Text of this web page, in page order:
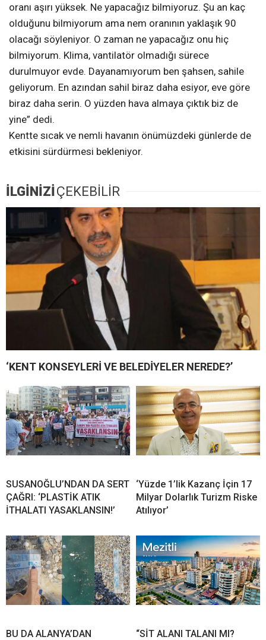
oranı aşırı yüksek. Ne yapacağız bilmiyoruz. Şu an kaç
olduğunu bilmiyorum ama nem oranının yaklaşık 90
olacağı söyleniyor. O zaman ne yapacağız onu hiç
bilmiyorum. Klima, vantilatör olmadığı sürece
durulmuyor evde. Dayanamıyorum ben şahsen, sahile
geliyorum. En azından sahil biraz daha esiyor, eve göre
biraz daha serin. O yüzden hava almaya çıktık biz de
yine” dedi.
Kentte sıcak ve nemli havanın önümüzdeki günlerde de
etkisini sürdürmesi bekleniyor.
İLGİNİZİÇEKEBİLİR
‘KENT KONSEYLERİ VE BELEDİYELER NEREDE?’
SUSANOĞLU’NDAN DA SERT
ÇAĞRI: ‘PLASTİK ATIK
İTHALATI YASAKLANSIN!’
‘Yüzde 1’lik Kazanç İçin 17
Milyar Dolarlık Turizm Riske
Atılıyor’
BU DA ALANYA’DAN “SİT ALANI TALANI MI?